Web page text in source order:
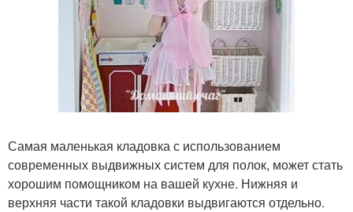
Самая маленькая кладовка с использованием
современных выдвижных систем для полок, может стать
хорошим помощником на вашей кухне. Нижняя и
верхняя части такой кладовки выдвигаются отдельно.